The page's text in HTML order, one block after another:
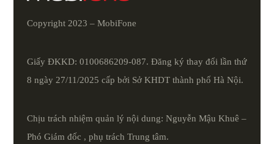
Copyright 2023 – MobiFone
Giấy ĐKKD: 0100686209-087. Đăng ký thay đổi lần thứ
8 ngày 27/11/2025 cấp bởi Sở KHDT thành phố Hà Nội.
Chịu trách nhiệm quản lý nội dung: Nguyễn Mậu Khuê –
Phó Giám đốc , phụ trách Trung tâm.